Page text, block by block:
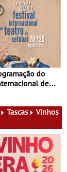
na MAAT
Setembro,
de
Tascas
Vinhos